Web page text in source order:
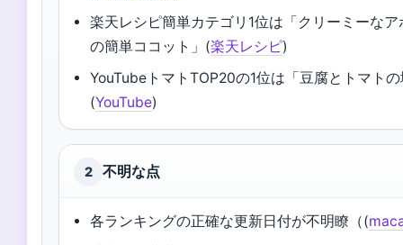
楽天レシピ簡単カテゴリ1位は「クリーミーな
の簡単ココット」(楽天レシピ)
YouTubeトマトTOP20の1位は「豆腐とトマト
(YouTube)
2 不明な点
各ランキングの正確な更新日付が不明瞭（(